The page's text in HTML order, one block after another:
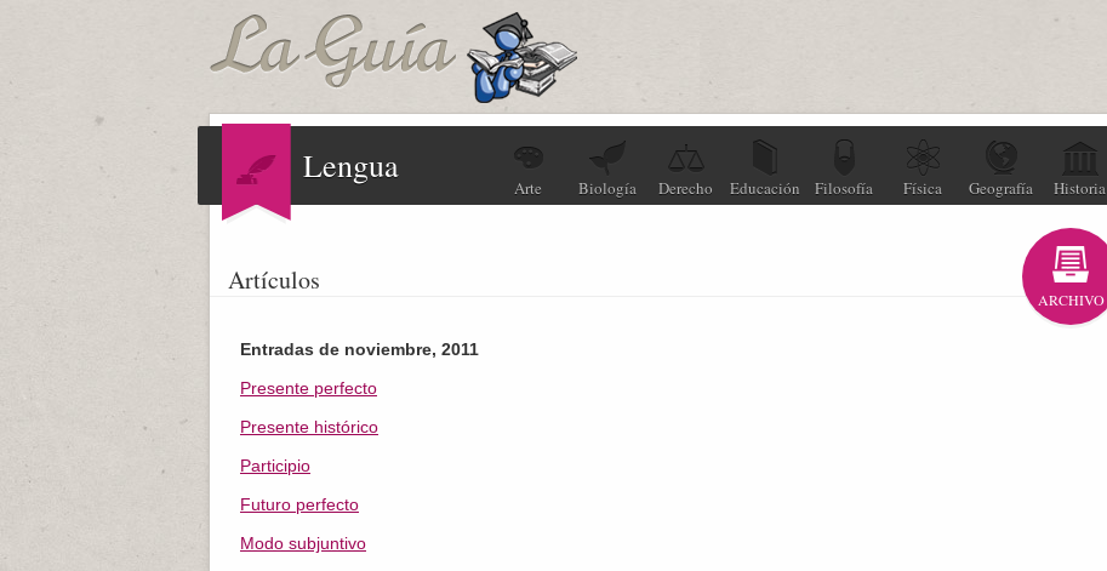
Lengua
Arte Biología Derecho Educación Filosofía Física Geografía Historia
Artículos
ARCHIVO
Entradas de noviembre, 2011
Presente perfecto
Presente histórico
Participio
Futuro perfecto
Modo subjuntivo